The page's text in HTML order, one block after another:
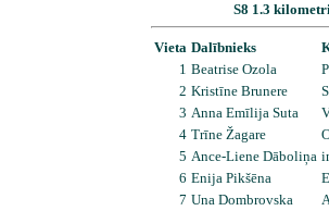
S8 1.3
Vieta Dalībnieks
1 Beatrise Ozola
2 Kristīne Brunere
3 Anna Emīlija Suta
4 Trīne Žagare
5 Ance-Liene Dāboliņa
6 Enija Pikšēna
7 Una Dombrovska